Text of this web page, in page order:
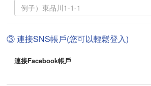
③ 連接SNS帳戶(您可以輕鬆登入)
連接Facebook帳戶